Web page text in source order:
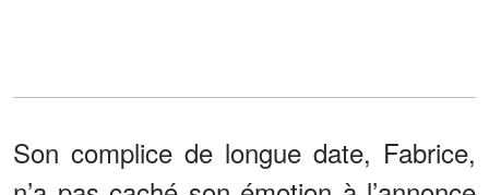
Son complice de longue date, Fabrice,